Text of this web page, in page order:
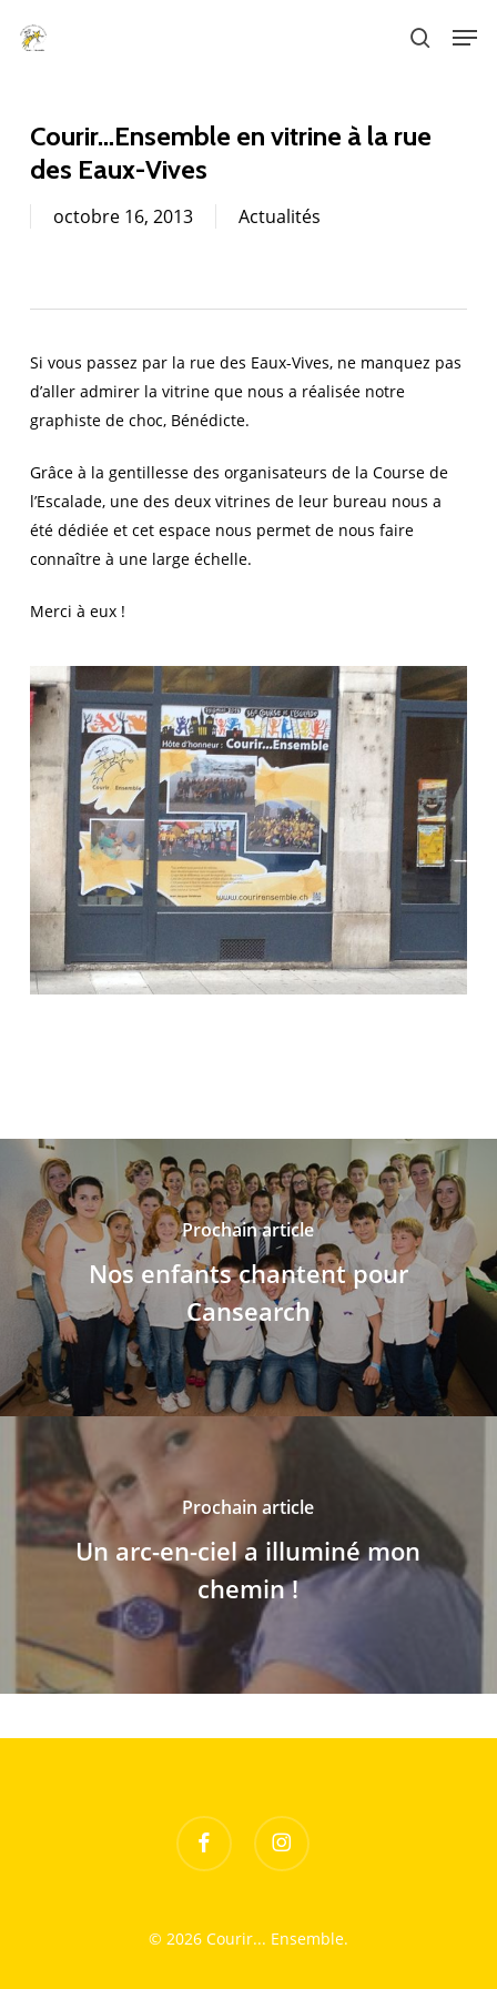
search
Courir…Ensemble en vitrine à la rue
des Eaux-Vives
octobre 16, 2013 Actualités
Si vous passez par la rue des Eaux-Vives, ne manquez pas
d’aller admirer la vitrine que nous a réalisée notre
graphiste de choc, Bénédicte.
Grâce à la gentillesse des organisateurs de la Course de
l’Escalade, une des deux vitrines de leur bureau nous a
été dédiée et cet espace nous permet de nous faire
connaître à une large échelle.
Merci à eux !
Prochain article
Nos enfants chantent pour
Cansearch
Prochain article
Un arc-en-ciel a illuminé mon
chemin !
facebook instagram
© 2026 Courir... Ensemble.